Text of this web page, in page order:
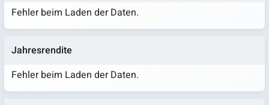
Fehler beim Laden der Daten.
Jahresrendite
Fehler beim Laden der Daten.